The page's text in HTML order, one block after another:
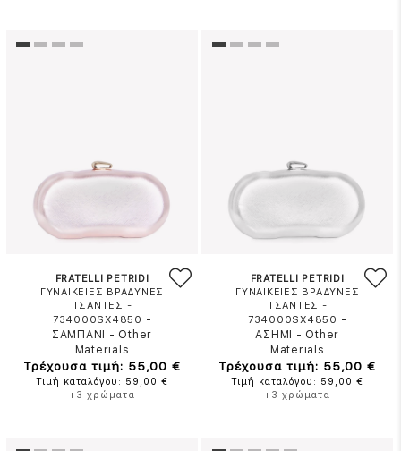
FRATELLI PETRIDI
ΓΥΝΑΙΚΕΙΕΣ ΒΡΑΔΥΝΕΣ
ΤΣΑΝΤΕΣ -
734000SX4850 -
ΣΑΜΠΑΝΙ
- Other
Materials
Τρέχουσα τιμή: 55,00 €
Τιμή καταλόγου: 59,00 €
+3 χρώματα
FRATELLI PETRIDI
ΓΥΝΑΙΚΕΙΕΣ ΒΡΑΔΥΝΕΣ
ΤΣΑΝΤΕΣ -
734000SX4850 -
ΑΣΗΜΙ
- Other
Materials
Τρέχουσα τιμή: 55,00 €
Τιμή καταλόγου: 59,00 €
+3 χρώματα